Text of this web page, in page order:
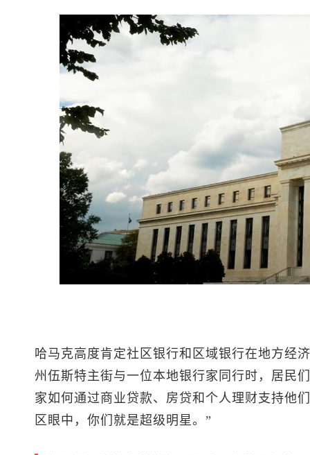
哈马克高度肯定社区银行和区域银行在地方经
州伍斯特主街与一位本地银行家同行时，居民
家如何通过商业贷款、房贷和个人理财支持他
区眼中，你们就是超级明星。”